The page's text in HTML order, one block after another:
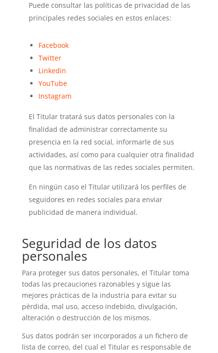
Puede consultar las políticas de privacidad de las
principales redes sociales en estos enlaces:
Facebook
Twitter
Linkedin
YouTube
Instagram
El Titular tratará sus datos personales con la
finalidad de administrar correctamente su
presencia en la red social, informarle de sus
actividades, así como para cualquier otra finalidad
que las normativas de las redes sociales permiten.
En ningún caso el Titular utilizará los perfiles de
seguidores en redes sociales para enviar
publicidad de manera individual.
Seguridad de los datos
personales
Para proteger sus datos personales, el Titular toma
todas las precauciones razonables y sigue las
mejores prácticas de la industria para evitar su
pérdida, mal uso, acceso indebido, divulgación,
alteración o destrucción de los mismos.
Sus datos podrán ser incorporados a un fichero de
lista de correo, del cual el Titular es responsable de